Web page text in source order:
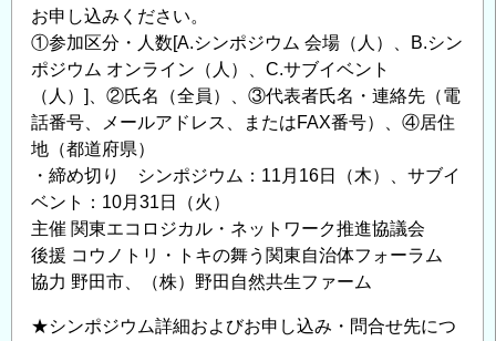
お申し込みください。
①参加区分・人数[A.シンポジウム 会場（人）、B.シン
ポジウム オンライン（人）、C.サブイベント
（人）]、②氏名（全員）、③代表者氏名・連絡先（電
話番号、メールアドレス、またはFAX番号）、④居住
地（都道府県）
・締め切り シンポジウム：11月16日（木）、サブイ
ベント：10月31日（火）
主催 関東エコロジカル・ネットワーク推進協議会
後援 コウノトリ・トキの舞う関東自治体フォーラム
協力 野田市、（株）野田自然共生ファーム
★シンポジウム詳細およびお申し込み・問合せ先につ